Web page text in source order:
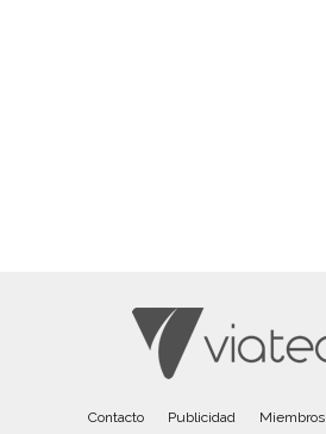
Contacto Publicidad Miembros